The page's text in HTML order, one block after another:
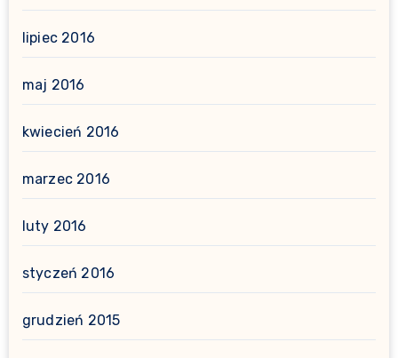
lipiec 2016
maj 2016
kwiecień 2016
marzec 2016
luty 2016
styczeń 2016
grudzień 2015